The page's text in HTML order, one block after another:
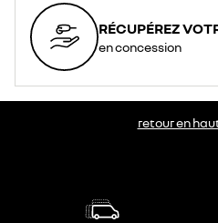
RÉCUPÉREZ
en concession
retour en